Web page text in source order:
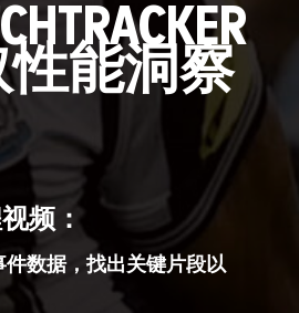
性能洞察
频：
件数据，找出关键片段以